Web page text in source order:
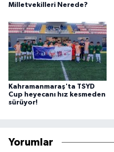
Milletvekilleri Nerede?
Kahramanmaraş'ta TSYD
Cup heyecanı hız kesmeden
sürüyor!
Yorumlar